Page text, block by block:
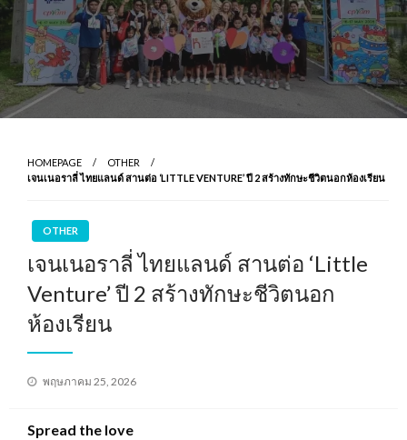
HOMEPAGE
OTHER
เจนเนอราลี่ ไทยแลนด์ สานต่อ ‘LITTLE VENTURE’ ปี 2 สร้างทักษะชีวิตนอกห้องเรียน
OTHER
เจนเนอราลี่ ไทยแลนด์ สานต่อ ‘Little
Venture’ ปี 2 สร้างทักษะชีวิตนอก
ห้องเรียน
Posted
พฤษภาคม 25, 2026
Spread the love